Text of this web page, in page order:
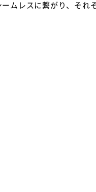
ムレスに繋がり、それ